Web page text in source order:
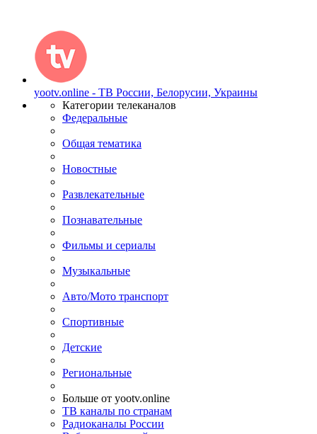
yootv.online - ТВ России, Белорусии, Украины
Категории телеканалов
Федеральные
Общая тематика
Новостные
Развлекательные
Познавательные
Фильмы и сериалы
Музыкальные
Авто/Мото транспорт
Спортивные
Детские
Региональные
Больше от yootv.online
ТВ каналы по странам
Радиоканалы России